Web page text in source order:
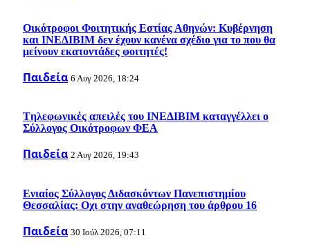
Οικότροφοι Φοιτητικής Εστίας Αθηνών: Κυβέρνηση
και ΙΝΕΔΙΒΙΜ δεν έχουν κανένα σχέδιο για το που θα
μείνουν εκατοντάδες φοιτητές!
Παιδεία 6 Αυγ 2026, 18:24
Tηλεφωνικές απειλές του ΙΝΕΔΙΒΙΜ καταγγέλλει ο
Σύλλογος Οικότροφων ΦΕΑ
Παιδεία 2 Αυγ 2026, 19:43
Ενιαίος Σύλλογος Διδασκόντων Πανεπιστημίου
Θεσσαλίας: Οχι στην αναθεώρηση του άρθρου 16
Παιδεία 30 Ιούλ 2026, 07:11